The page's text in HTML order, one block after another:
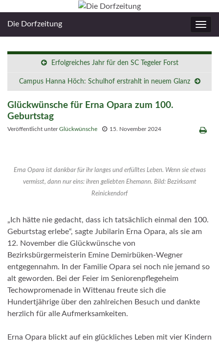
Die Dorfzeitung
Erfolgreiches Jahr für den SC Tegeler Forst
Campus Hanna Höch: Schulhof erstrahlt in neuem Glanz
Glückwünsche für Erna Opara zum 100.
Geburtstag
Veröffentlicht unterGlückwünsche 15. November 2024
Erna Opara ist dankbar für ihr langes und erfülltes Leben. Wenn sie etwas
vermisst, dann nur eins: ihren geliebten Ehemann. Bild: Bezirksamt
Reinickendorf
„Ich hätte nie gedacht, dass ich tatsächlich einmal den 100.
Geburtstag erlebe“, sagte Jubilarin Erna Opara, als sie am
12. November die Glückwünsche von
Bezirksbürgermeisterin Emine Demirbüken-Wegner
entgegennahm. In der Familie Opara sei noch nie jemand so
alt geworden. Bei der Feier im Seniorenpflegeheim
Techowpromenade in Wittenau freute sich die
Hundertjährige über den zahlreichen Besuch und dankte
herzlich für alle Aufmerksamkeiten.
Erna Opara blickt auf ein glückliches Leben mit vier Kindern